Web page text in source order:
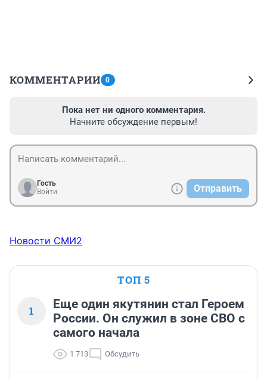
КОММЕНТАРИИ 0
Пока нет ни одного комментария.
Начните обсуждение первым!
Гость
Войти
Отправить
Новости СМИ2
ТОП 5
1
Еще один якутянин стал Героем
России. Он служил в зоне СВО с
самого начала
1 713 Обсудить